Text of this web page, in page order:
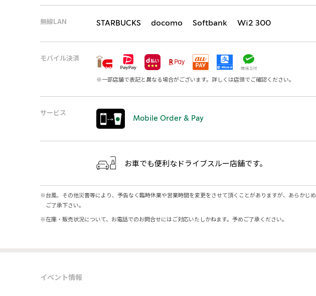
無線LAN STARBUCKS docomo Softbank Wi2 300
モバイル決済
※一部店舗で表記と異なる場合がございます。詳しくは店頭でご確認ください。
サービス
Mobile Order & Pay
お車でも便利なドライブスルー店舗です。
※台風、その他災害等により、予告なく臨時休業や営業時間を変更をさせて頂くことがありますが、あらかじめ
ご了承下さい。
※在庫・販売状況について、お電話でのお問合せにはご対応いたしかねます。予めご了承ください。
イベント情報